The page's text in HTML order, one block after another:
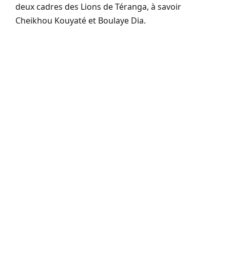
deux cadres des Lions de Téranga, à savoir
Cheikhou Kouyaté et Boulaye Dia.